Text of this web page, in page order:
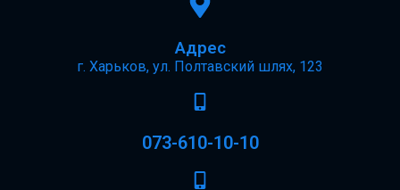
Адрес
г. Харьков, ул. Полтавский шлях, 123
073-610-10-10